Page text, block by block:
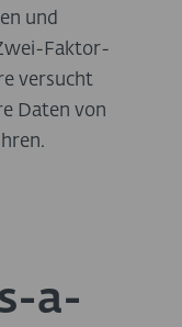
und
Faktor-
versucht
Daten von
a-